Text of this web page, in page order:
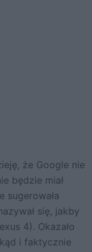
że Google nie
będzie miał
sugerowała
się, jakby
4). Okazało
i faktycznie